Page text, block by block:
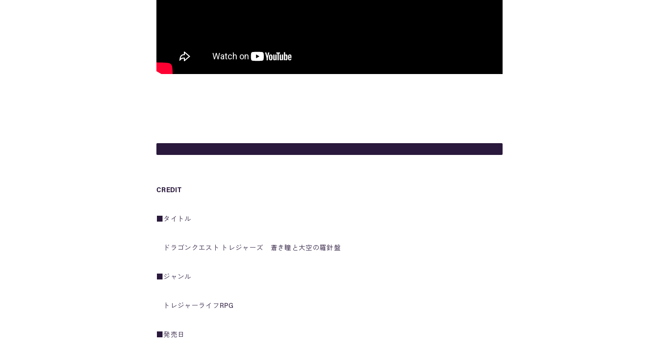
CREDIT
■タイトル
ドラゴンクエスト トレジャーズ 蒼き瞳と大空の羅針盤
■ジャンル
トレジャーライフRPG
■発売日